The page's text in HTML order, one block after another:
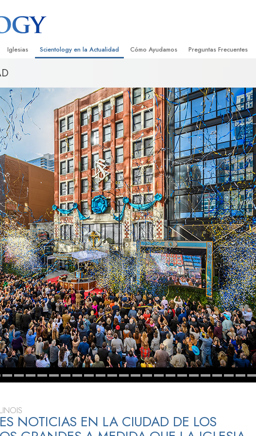
acerca de
Scientology
Iglesias
Encontrar una Iglesia
Iglesias Ideales de Scientology
Organizaciones Avanzadas
Base en Tierra de Flag
Freewinds
Llevando Scientology al Mundo
Scientology en la Actualidad
Eventos de Scientology
David Miscavige: Líder Eclesiástico de
Scientology
Cómo Ayudamos
Applied Scholastics
Criminon
Narconon
La Verdad Sobre las Drogas
Unidos por los Derechos Humanos
Comisión de Ciudadanos por los
Derechos Humanos
Ministros Voluntarios de Scientology
Preguntas Frecuentes
Dentro de una Iglesia
La Organización de
Audiolibros
Conferencias
Películas
Servicios Iniciales
NOTICIAS EN LA CIUDAD DE LOS